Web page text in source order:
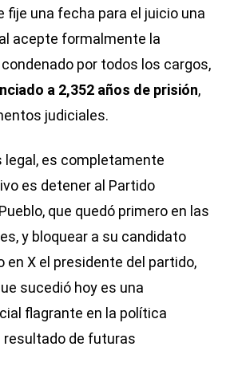
fije una fecha para el juicio una
acepte formalmente la
por todos los cargos,
a 2,352 años de prisión,
judiciales.
legal, es completamente
es detener al Partido
que quedó primero en las
y bloquear a su candidato
en X el presidente del partido,
sucedió hoy es una
flagrante en la política
resultado de futuras